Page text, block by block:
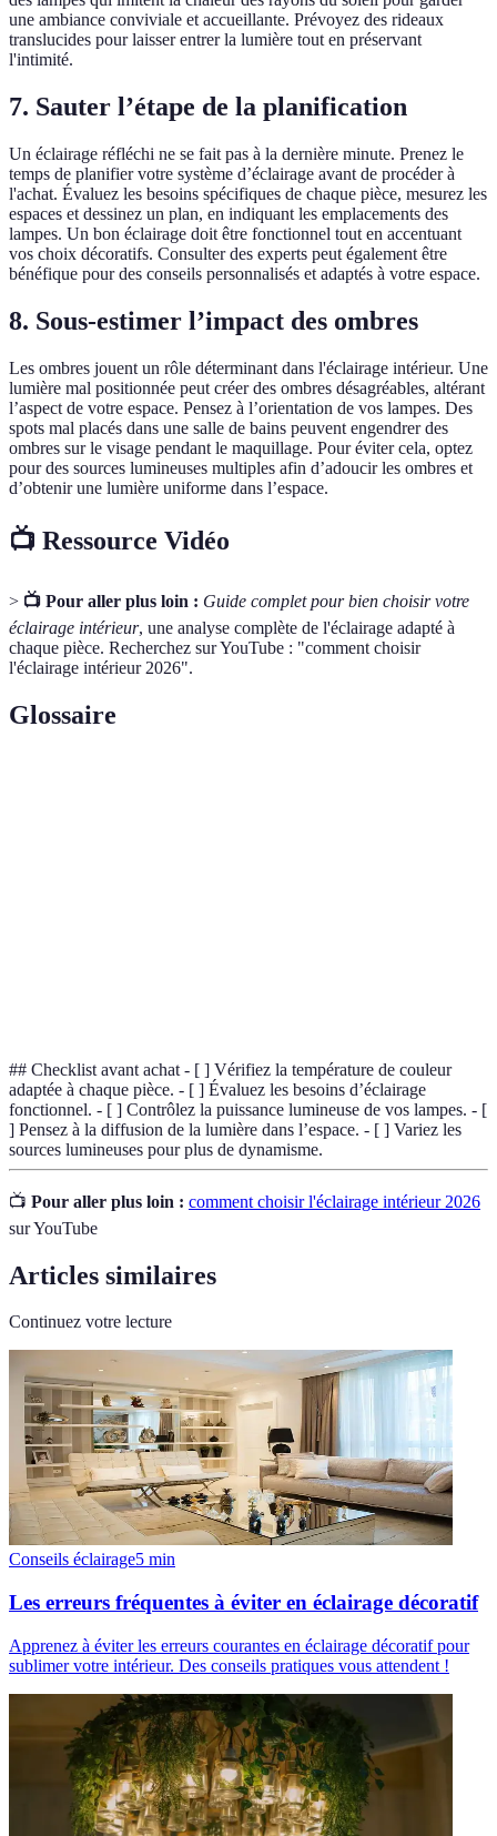
une ambiance conviviale et accueillante. Prévoyez des rideaux
translucides pour laisser entrer la lumière tout en préservant
l'intimité.
7. Sauter l’étape de la planification
Un éclairage réfléchi ne se fait pas à la dernière minute. Prenez le
temps de planifier votre système d’éclairage avant de procéder à
l'achat. Évaluez les besoins spécifiques de chaque pièce, mesurez les
espaces et dessinez un plan, en indiquant les emplacements des
lampes. Un bon éclairage doit être fonctionnel tout en accentuant
vos choix décoratifs. Consulter des experts peut également être
bénéfique pour des conseils personnalisés et adaptés à votre espace.
8. Sous-estimer l’impact des ombres
Les ombres jouent un rôle déterminant dans l'éclairage intérieur. Une
lumière mal positionnée peut créer des ombres désagréables, altérant
l’aspect de votre espace. Pensez à l’orientation de vos lampes. Des
spots mal placés dans une salle de bains peuvent engendrer des
ombres sur le visage pendant le maquillage. Pour éviter cela, optez
pour des sources lumineuses multiples afin d’adoucir les ombres et
d’obtenir une lumière uniforme dans l’espace.
📺 Ressource Vidéo
> 📺 Pour aller plus loin : Guide complet pour bien choisir votre
éclairage intérieur, une analyse complète de l'éclairage adapté à
chaque pièce. Recherchez sur YouTube : "comment choisir
l'éclairage intérieur 2026".
Glossaire
## Checklist avant achat - [ ] Vérifiez la température de couleur
adaptée à chaque pièce. - [ ] Évaluez les besoins d’éclairage
fonctionnel. - [ ] Contrôlez la puissance lumineuse de vos lampes. - [
] Pensez à la diffusion de la lumière dans l’espace. - [ ] Variez les
sources lumineuses pour plus de dynamisme.
📺 Pour aller plus loin : comment choisir l'éclairage intérieur 2026
sur YouTube
Articles similaires
Continuez votre lecture
Conseils éclairage5 min
Les erreurs fréquentes à éviter en éclairage décoratif
Apprenez à éviter les erreurs courantes en éclairage décoratif pour
sublimer votre intérieur. Des conseils pratiques vous attendent !